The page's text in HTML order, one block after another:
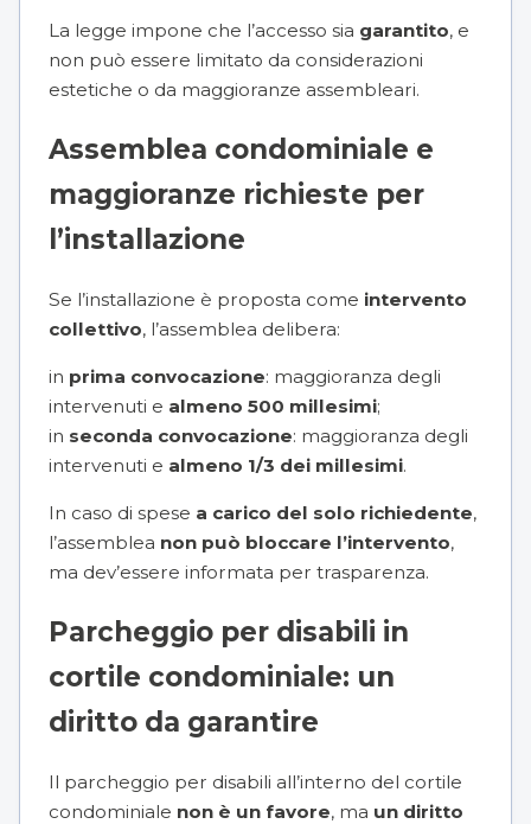
La legge impone che l’accesso sia garantito, e
non può essere limitato da considerazioni
estetiche o da maggioranze assembleari.
Assemblea condominiale e
maggioranze richieste per
l’installazione
Se l’installazione è proposta come intervento
collettivo, l’assemblea delibera:
in prima convocazione: maggioranza degli
intervenuti e almeno 500 millesimi;
in seconda convocazione: maggioranza degli
intervenuti e almeno 1/3 dei millesimi.
In caso di spese a carico del solo richiedente,
l’assemblea non può bloccare l’intervento,
ma dev’essere informata per trasparenza.
Parcheggio per disabili in
cortile condominiale: un
diritto da garantire
Il parcheggio per disabili all’interno del cortile
condominiale non è un favore, ma un diritto